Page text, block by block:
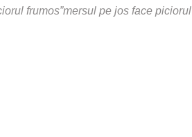
frumos”mersul pe jos face piciorul